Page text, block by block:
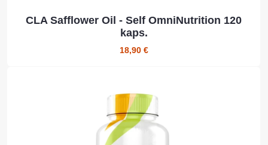
CLA Safflower Oil - Self OmniNutrition 120
kaps.
18,90 €